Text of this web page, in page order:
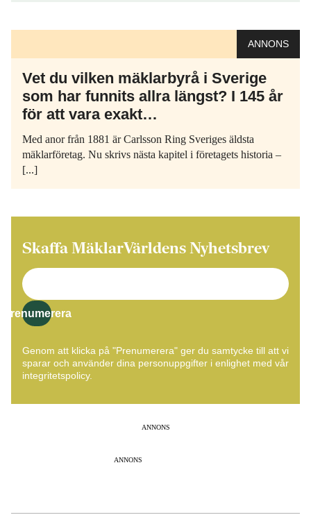
ANNONS
Vet du vilken mäklarbyrå i Sverige
som har funnits allra längst? I 145 år
för att vara exakt…
Med anor från 1881 är Carlsson Ring Sveriges äldsta
mäklarföretag. Nu skrivs nästa kapitel i företagets historia –
[...]
Skaffa MäklarVärldens Nyhetsbrev
Prenumerera
Genom att klicka på "Prenumerera" ger du samtycke till att vi
sparar och använder dina personuppgifter i enlighet med vår
integritetspolicy.
ANNONS
ANNONS